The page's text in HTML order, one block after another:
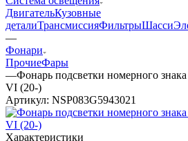
ДвигательКузовные
деталиТрансмиссияФильтрыШасси
—
Фонари
ПрочиеФары
—Фонарь подсветки номерного
VI (20-)
Артикул: NSP083G5943021
Характеристики